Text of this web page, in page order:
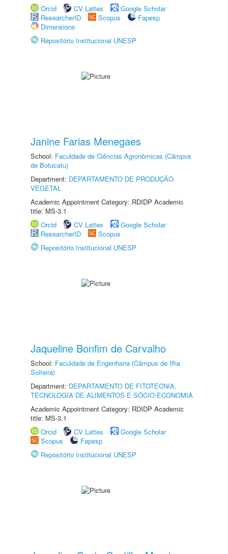
Orcid
CV Lattes
Google Scholar
ResearcherID
Scopus
Fapesp
Dimensions
Repositório Institucional UNESP
Janine Farias Menegaes
School: Faculdade de Ciências Agronômicas (Câmpus
de Botucatu)
Department: DEPARTAMENTO DE PRODUÇÃO
VEGETAL
Academic Appointment Category: RDIDP Academic
title: MS-3.1
Orcid
CV Lattes
Google Scholar
ResearcherID
Scopus
Repositório Institucional UNESP
Jaqueline Bonfim de Carvalho
School: Faculdade de Engenharia (Câmpus de Ilha
Solteira)
Department: DEPARTAMENTO DE FITOTECNIA,
TECNOLOGIA DE ALIMENTOS E SÓCIO-ECONOMIA
Academic Appointment Category: RDIDP Academic
title: MS-3.1
Orcid
CV Lattes
Google Scholar
Scopus
Fapesp
Repositório Institucional UNESP